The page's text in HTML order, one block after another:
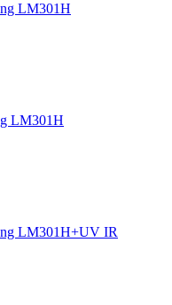
LM301H
LM301H
LM301H+UV IR